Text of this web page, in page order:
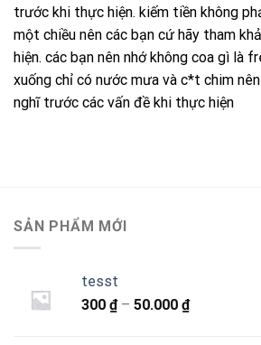
trước khi thực hiện. kiếm tiền không
một chiều nên các bạn cứ hãy tham
hiện. các bạn nên nhớ không coa gì là
xuống chỉ có nước mưa và c*t chim
nghĩ trước các vấn đề khi thực hiện
SẢN PHẨM MỚI
tesst
300 ₫ – 50.000 ₫Khoảng